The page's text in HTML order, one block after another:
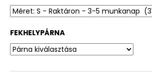
FEKHELYPÁRNA